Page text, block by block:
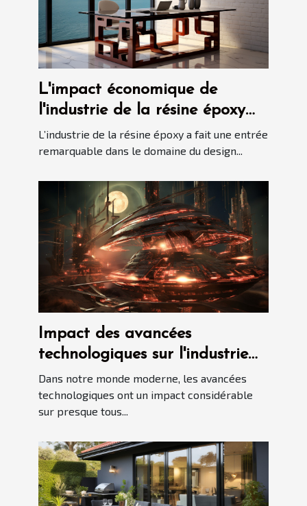
L'impact économique de
l'industrie de la résine époxy
sur le marché du design
intérieur
L’industrie de la résine époxy a fait une entrée
remarquable dans le domaine du design...
Impact des avancées
technologiques sur l'industrie
immobilière
Dans notre monde moderne, les avancées
technologiques ont un impact considérable
sur presque tous...